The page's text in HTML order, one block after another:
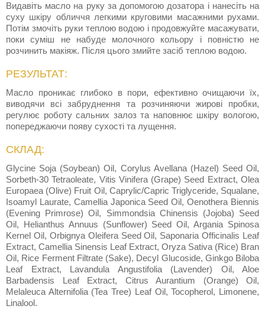
Видавіть масло на руку за допомогою дозатора і нанесіть на
суху шкіру обличчя легкими круговими масажними рухами.
Потім змочіть руки теплою водою і продовжуйте масажувати,
поки суміш не набуде молочного кольору і повністю не
розчинить макіяж. Після цього змийте засіб теплою водою.
РЕЗУЛЬТАТ:
Масло проникає глибоко в пори, ефективно очищаючи їх,
виводячи всі забруднення та розчиняючи жирові пробки,
регулює роботу сальних залоз та наповнює шкіру вологою,
попереджаючи появу сухості та лущення.
СКЛАД:
Glycine Soja (Soybean) Oil, Corylus Avellana (Hazel) Seed Oil,
Sorbeth-30 Tetraoleate, Vitis Vinifera (Grape) Seed Extract, Olea
Europaea (Olive) Fruit Oil, Caprylic/Capric Triglyceride, Squalane,
Isoamyl Laurate, Camellia Japonica Seed Oil, Oenothera Biennis
(Evening Primrose) Oil, Simmondsia Chinensis (Jojoba) Seed
Oil, Helianthus Annuus (Sunflower) Seed Oil, Argania Spinosa
Kernel Oil, Orbignya Oleifera Seed Oil, Saponaria Officinalis Leaf
Extract, Camellia Sinensis Leaf Extract, Oryza Sativa (Rice) Bran
Oil, Rice Ferment Filtrate (Sake), Decyl Glucoside, Ginkgo Biloba
Leaf Extract, Lavandula Angustifolia (Lavender) Oil, Aloe
Barbadensis Leaf Extract, Citrus Aurantium (Orange) Oil,
Melaleuca Alternifolia (Tea Tree) Leaf Oil, Tocopherol, Limonene,
Linalool.